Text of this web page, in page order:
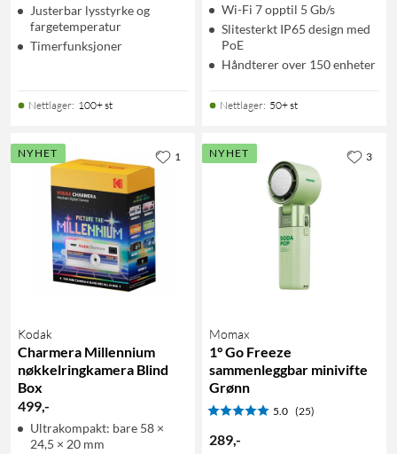
Justerbar lysstyrke og
fargetemperatur
Timerfunksjoner
Nettlager: 100+ st
Wi-Fi 7 opptil 5 Gb/s
Slitesterkt IP65 design med
PoE
Håndterer over 150 enheter
Nettlager: 50+ st
NYHET
Kodak
Charmera Millennium
nøkkelringkamera Blind
Box
499,-
Ultrakompakt: bare 58 ×
24,5 × 20 mm
1 NYHET
Momax
1° Go Freeze
sammenleggbar minivifte
Grønn
5.0 (25)
289,-
3